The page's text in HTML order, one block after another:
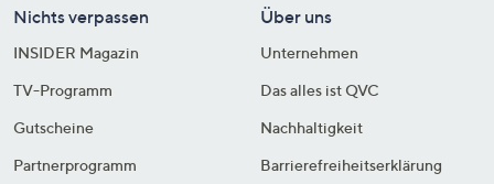
Nichts verpassen
INSIDER Magazin
TV-Programm
Gutscheine
Partnerprogramm
Über uns
Unternehmen
Das alles ist QVC
Nachhaltigkeit
Barrierefreiheitserklärung